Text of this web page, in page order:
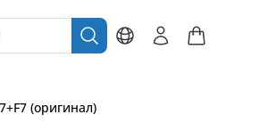
(оригинал)